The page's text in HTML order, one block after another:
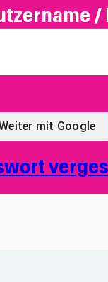
/
mit Google